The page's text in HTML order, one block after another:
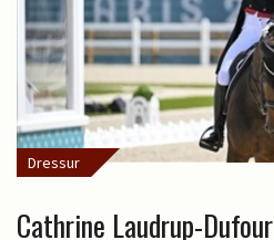
Dressur
Cathrine Laudrup-